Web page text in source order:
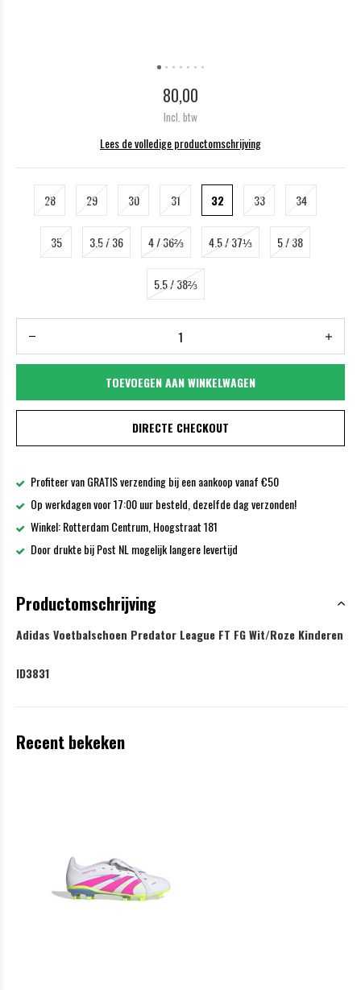
80,00
Incl. btw
Lees de volledige productomschrijving
28 29 30 31 32 33 34
35 3.5 / 36 4 / 36⅔ 4.5 / 37⅓ 5 / 38
5.5 / 38⅔
TOEVOEGEN AAN WINKELWAGEN
DIRECTE CHECKOUT
Profiteer van GRATIS verzending bij een aankoop vanaf €50
Op werkdagen voor 17:00 uur besteld, dezelfde dag verzonden!
Winkel: Rotterdam Centrum, Hoogstraat 181
Door drukte bij Post NL mogelijk langere levertijd
Productomschrijving
Adidas Voetbalschoen Predator League FT FG Wit/Roze Kinderen
ID3831
Recent bekeken